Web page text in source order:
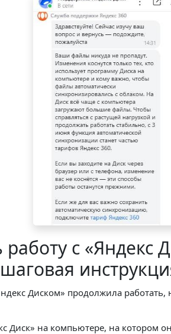
с «Яндекс
Диском» продолжила
Диск» на компьютере, на котором